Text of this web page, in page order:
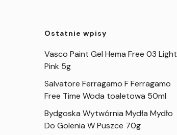
Ostatnie wpisy
Vasco Paint Gel Hema Free 03 Light
Pink 5g
Salvatore Ferragamo F Ferragamo
Free Time Woda toaletowa 50ml
Bydgoska Wytwórnia Mydła Mydło
Do Golenia W Puszce 70g